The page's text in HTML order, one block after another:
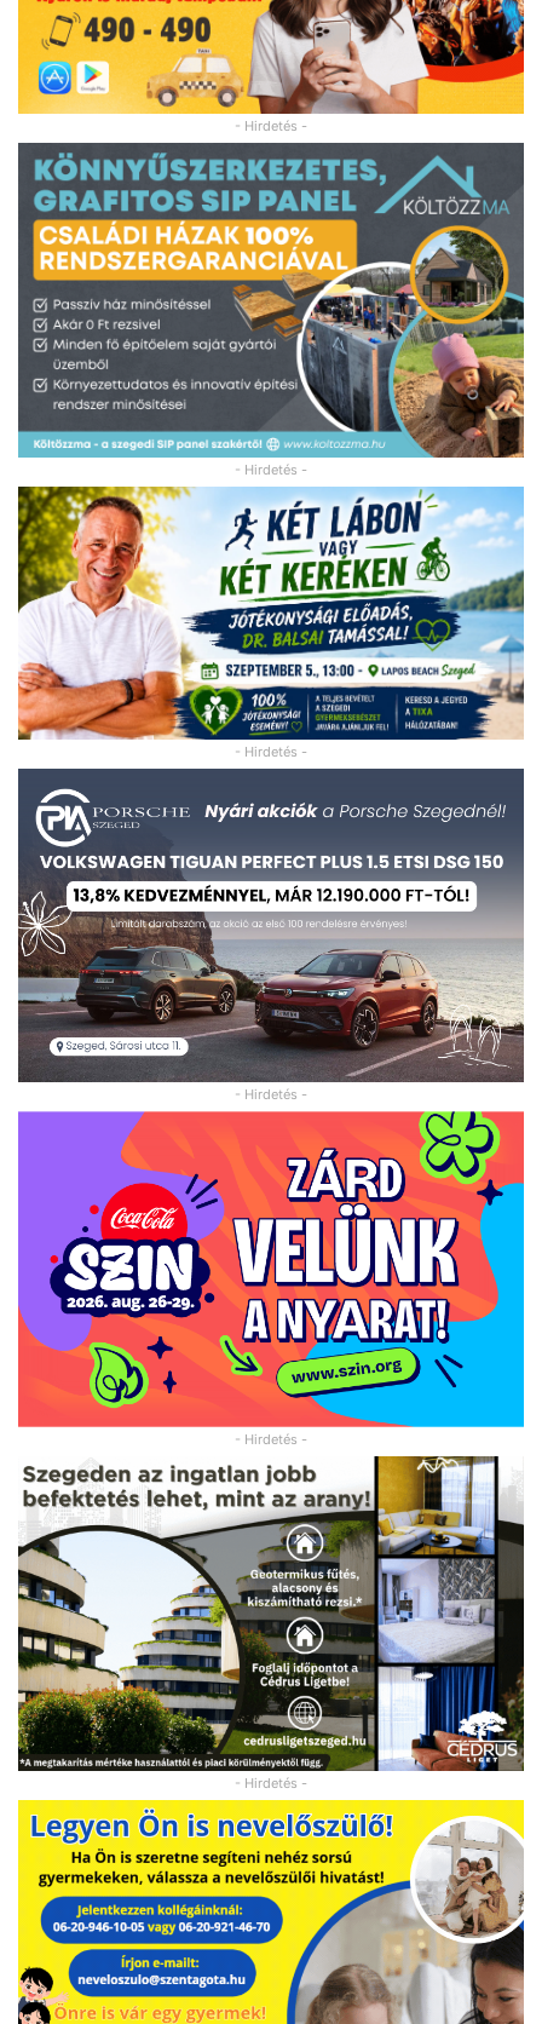
- Hirdetés -
- Hirdetés -
- Hirdetés -
- Hirdetés -
- Hirdetés -
- Hirdetés -